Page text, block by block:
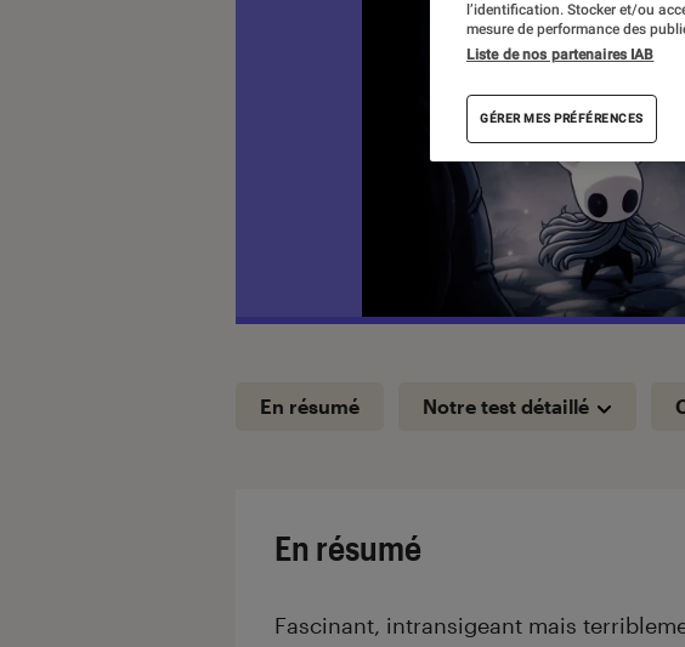
En résumé Notre test détaillé
En résumé
Fascinant, intransigeant mais
l’identification. Stocker et/ou
mesure de performance des
Liste de nos partenaires IAB
GÉRER MES PRÉFÉRENCES